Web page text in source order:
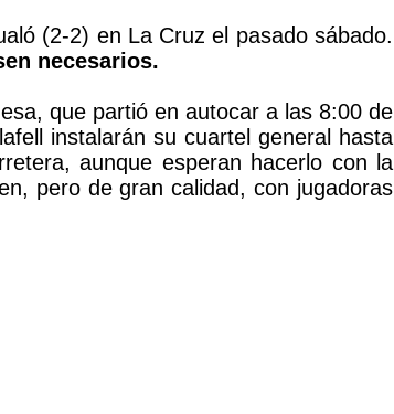
(2-2) en La Cruz el pasado sábado.
necesarios.
que partió en autocar a las 8:00 de
instalarán su cuartel general hasta
aunque esperan hacerlo con la
pero de gran calidad, con jugadoras